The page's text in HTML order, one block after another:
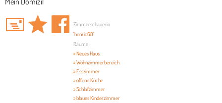
Zimmerschauerin
'henric68'
Räume
» Neues Haus
» Wohnzimmerbereich
» Esszimmer
» offene Küche
» Schlafzimmer
» blaues Kinderzimmer